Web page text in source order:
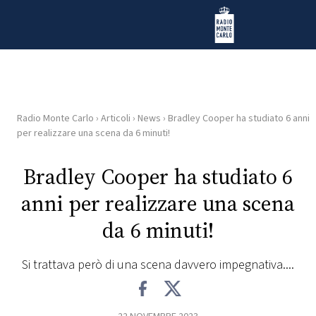
Radio Monte Carlo
HOME
RADIO
WEB
PLAYLIST
Radio Monte Carlo › Articoli › News › Bradley Cooper ha studiato 6 anni
per realizzare una scena da 6 minuti!
Bradley Cooper ha studiato 6
anni per realizzare una scena
da 6 minuti!
Si trattava però di una scena davvero impegnativa....